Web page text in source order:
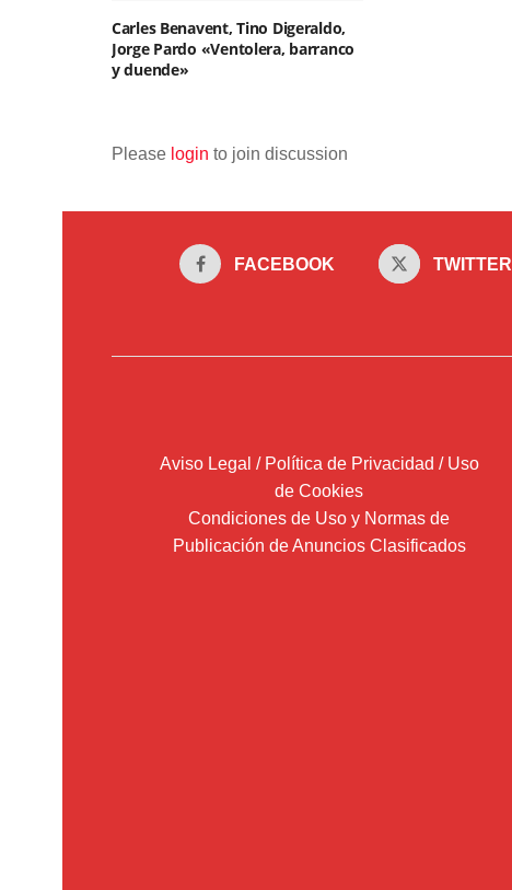
Carles Benavent, Tino Digeraldo,
Jorge Pardo «Ventolera, barranco
y duende»
Please login to join discussion
FACEBOOK TWITTER
Aviso Legal / Política de Privacidad / Uso
de Cookies
Condiciones de Uso y Normas de
Publicación de Anuncios Clasificados